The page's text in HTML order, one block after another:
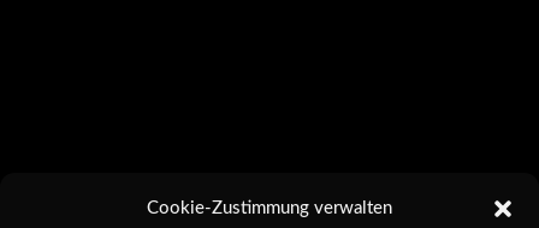
Cookie-Zustimmung verwalten